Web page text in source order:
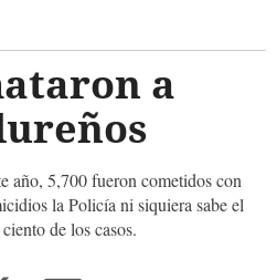
a
año, 5,700 fueron cometidos con
la Policía ni siquiera sabe el
de los casos.